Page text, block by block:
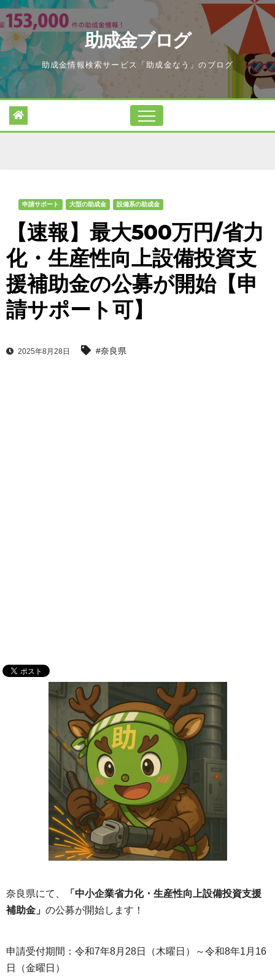
Skip
to
content
助成金ブログ
助成金情報検索サービス「助成金なう」のブログ
申請サポート 大型の助成金 設備系の助成金
【速報】最大500万円/省力
化・生産性向上設備投資支
援補助金の公募が開始【申
請サポート可】
2025年8月28日 #奈良県
奈良県にて、
「中小企業省力化・生産性向上設備投資支援
補助金」 の公募が開始します！
申請受付期間：令和7年8月28日（木曜日）～令和8年1月16
日（金曜日）